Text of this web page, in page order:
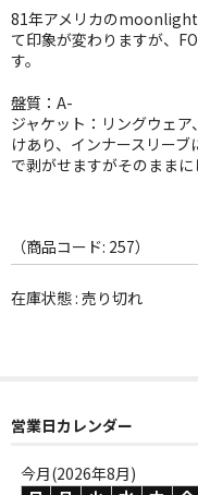
JAZZ-JP
J-POP
ROCK
WORLD
その他
Webのみ no.1
Webのみ no.2
81年アメリカの
て印象が変わりますが、
す。
盤質：A-
ジャケット：リングウェ
けあり、インナースリー
で剥がせますがそのままに
（商品コード: 257）
在庫状態 : 売り切れ
営業日カレンダー
今月(2026年8月)